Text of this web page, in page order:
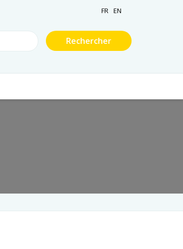
FR EN